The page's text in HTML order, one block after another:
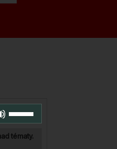
zvýšíte
tématy.